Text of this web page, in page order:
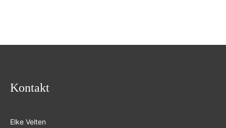
Kontakt
Elke Velten